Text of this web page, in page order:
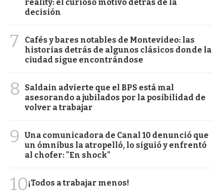
reality: el curioso motivo detrás de la
decisión
7
Cafés y bares notables de Montevideo: las
historias detrás de algunos clásicos donde la
ciudad sigue encontrándose
8
Saldain advierte que el BPS está mal
asesorando a jubilados por la posibilidad de
volver a trabajar
9
Una comunicadora de Canal 10 denunció que
un ómnibus la atropelló, lo siguió y enfrentó
al chofer: "En shock"
10¡Todos a trabajar menos!